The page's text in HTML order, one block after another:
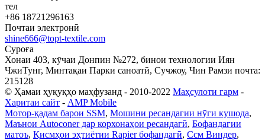
тел
+86 18721296163
Почтаи электронӣ
shine666@topt-textile.com
Суроға
Хонаи 403, кӯчаи Донпин №272, бинои технологии Иян
ЧжиТунг, Минтақаи Парки саноатӣ, Сучжоу, Чин Рамзи почта:
215128
© Ҳамаи ҳуқуқҳо маҳфузанд - 2010-2022 Маҳсулоти гарм -
Харитаи сайт - AMP Mobile
Мотор-қадам барои SSM, Мошини ресандагии нӯги кушода,
Маънои Autoconer дар корхонаҳои ресандагӣ, Бофандагии
матоъ, Қисмҳои эҳтиётии Rapier бофандагӣ, Ссм Виндер,